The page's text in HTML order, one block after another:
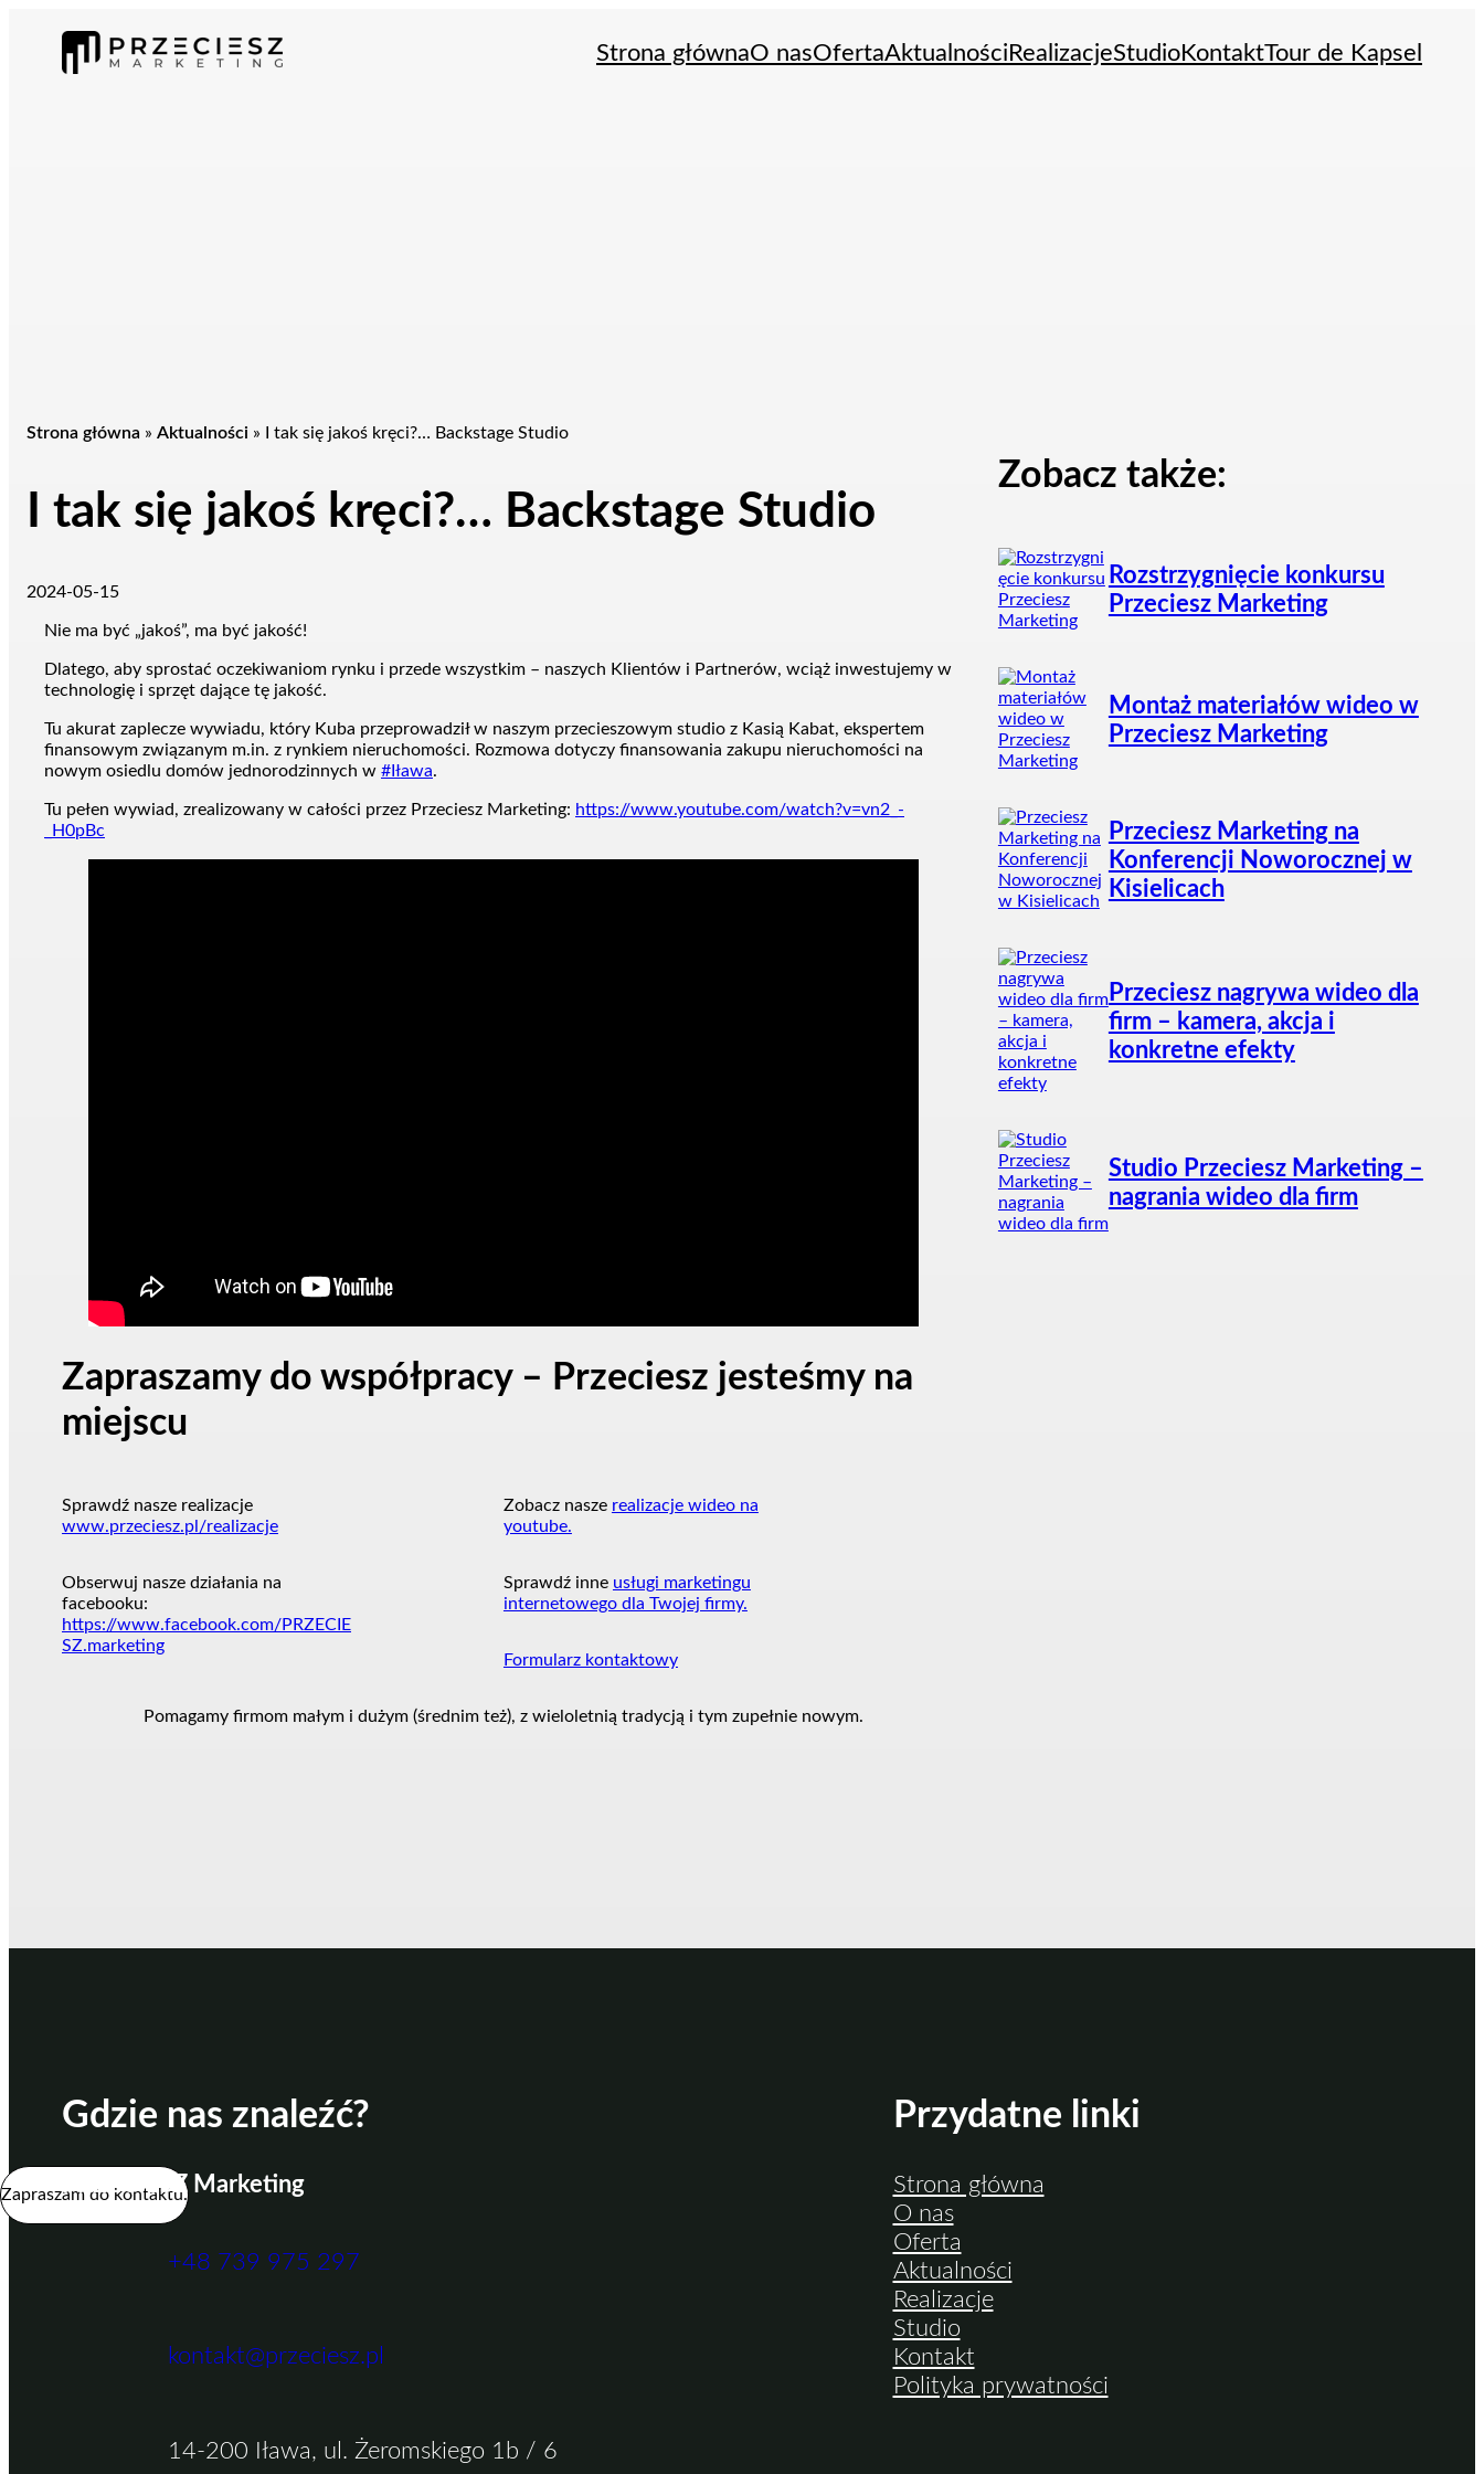
Strona głównaO nasOfertaAktualnościRealizacjeStudioKontaktTour de Kapsel
Strona główna » Aktualności » I tak się jakoś kręci?… Backstage Studio
I tak się jakoś kręci?… Backstage Studio
2024-05-15
Nie ma być „jakoś”, ma być jakość!
Dlatego, aby sprostać oczekiwaniom rynku i przede wszystkim – naszych Klientów i Partnerów, wciąż inwestujemy w
technologię i sprzęt dające tę jakość.
Tu akurat zaplecze wywiadu, który Kuba przeprowadził w naszym przecieszowym studio z Kasią Kabat, ekspertem
finansowym związanym m.in. z rynkiem nieruchomości. Rozmowa dotyczy finansowania zakupu nieruchomości na
nowym osiedlu domów jednorodzinnych w #Iława.
Tu pełen wywiad, zrealizowany w całości przez Przeciesz Marketing: https://www.youtube.com/watch?v=vn2_-
_H0pBc
Zapraszamy do współpracy – Przeciesz jesteśmy na
miejscu
Sprawdź nasze realizacje
www.przeciesz.pl/realizacje
Obserwuj nasze działania na
facebooku:
https://www.facebook.com/PRZECIE
SZ.marketing
Zobacz nasze realizacje wideo na
youtube.
Sprawdź inne usługi marketingu
internetowego dla Twojej firmy.
Formularz kontaktowy
Pomagamy firmom małym i dużym (średnim też), z wieloletnią tradycją i tym zupełnie nowym.
Zobacz także:
Rozstrzygnięcie konkursu
Przeciesz Marketing
Montaż materiałów wideo w
Przeciesz Marketing
Przeciesz Marketing na
Konferencji Noworocznej w
Kisielicach
Przeciesz nagrywa wideo dla
firm – kamera, akcja i
konkretne efekty
Studio Przeciesz Marketing –
nagrania wideo dla firm
Gdzie nas znaleźć?
PRZECIESZ Marketing
+48 739 975 297
kontakt@przeciesz.pl
14-200 Iława, ul. Żeromskiego 1b / 6
Przydatne linki
Strona główna
O nas
Oferta
Aktualności
Realizacje
Studio
Kontakt
Polityka prywatności
Zapraszam do kontaktu.